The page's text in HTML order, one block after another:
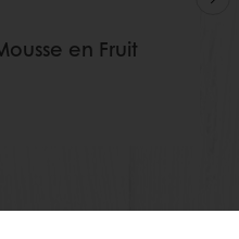
en Fruit